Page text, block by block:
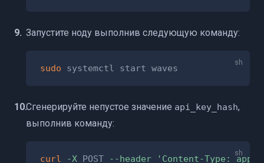
Запустите ноду выполнив следующую команду:
sudo
Сгенерируйте непустое значение api_key_hash,
выполнив команду:
curl -X POST --header 'Content-Type: